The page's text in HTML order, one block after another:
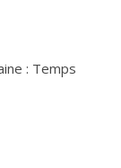
: Temps